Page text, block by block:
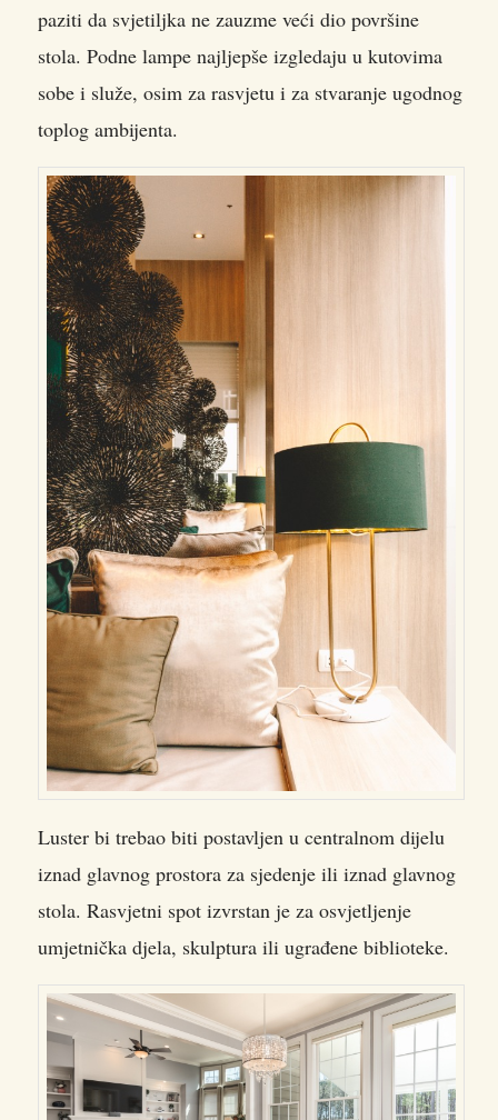
paziti da svjetiljka ne zauzme veći dio površine
stola. Podne lampe najljepše izgledaju u kutovima
sobe i služe, osim za rasvjetu i za stvaranje ugodnog
toplog ambijenta.
Luster bi trebao biti postavljen u centralnom dijelu
iznad glavnog prostora za sjedenje ili iznad glavnog
stola. Rasvjetni spot izvrstan je za osvjetljenje
umjetnička djela, skulptura ili ugrađene biblioteke.